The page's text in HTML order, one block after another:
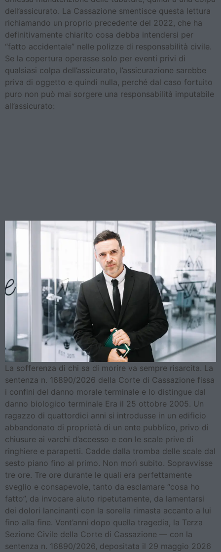
dell’assicurato. La Cassazione smentisce questa lettura
richiamando un proprio precedente del 2022, che ha
definitivamente chiarito cosa debba intendersi per
“fatto accidentale” nelle polizze di responsabilità civile.
Se la copertura operasse solo per eventi privi di
qualsiasi colpa dell’assicurato, l’assicurazione sarebbe
priva di oggetto e quindi nulla, perché dal caso fortuito
puro non può mai sorgere una responsabilità imputabile
all’assicurato:
La sofferenza di chi sa di morire va sempre risarcita. La
sentenza n. 16890/2026 della Corte di Cassazione fissa
i confini del danno morale terminale e lo distingue dal
danno biologico terminale Era il 25 ottobre 2005. Un
ragazzo di quattordici anni si introdusse in un edificio
abbandonato di proprietà di un ente pubblico, privo di
chiusure ai varchi d’accesso e con le scale prive di
ringhiere e parapetti. Cadde dalla tromba delle scale dal
sesto piano fino al primo. Non morì subito. Sopravvisse
tre ore. Tre ore durante le quali era perfettamente
sveglio e consapevole, tanto da esclamare “cosa ho
fatto”, da invocare aiuto ripetutamente, da lamentarsi
dei dolori lancinanti con la sorella rimasta accanto a lui
fino alla fine. Vent’anni dopo quella tragedia, la Terza
Sezione Civile della Corte di Cassazione — con la
sentenza n. 16890/2026, depositata il 29 maggio 2026